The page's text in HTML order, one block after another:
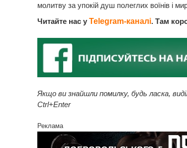
молитву за упокій душ полеглих воїнів і
Читайте нас у Telegram-каналі. Там
Якщо ви знайшли помилку, будь ласка,
Ctrl+Enter
Реклама